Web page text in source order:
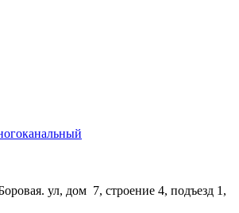
ул, дом 7, строение 4, подъезд 1,